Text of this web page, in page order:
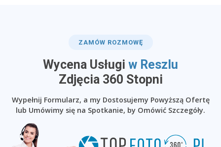
ZAMÓW ROZMOWĘ
Wycena Usługi w Reszlu
​Zdjęcia 360 Stopni
Wypełnij Formularz, a my Dostosujemy Powyższą Ofertę
lub Umówimy się na Spotkanie, by Omówić Szczegóły.